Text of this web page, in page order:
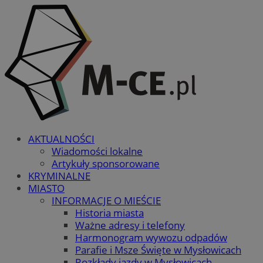
AKTUALNOŚCI
Wiadomości lokalne
Artykuły sponsorowane
KRYMINALNE
MIASTO
INFORMACJE O MIEŚCIE
Historia miasta
Ważne adresy i telefony
Harmonogram wywozu odpadów
Parafie i Msze Święte w Mysłowicach